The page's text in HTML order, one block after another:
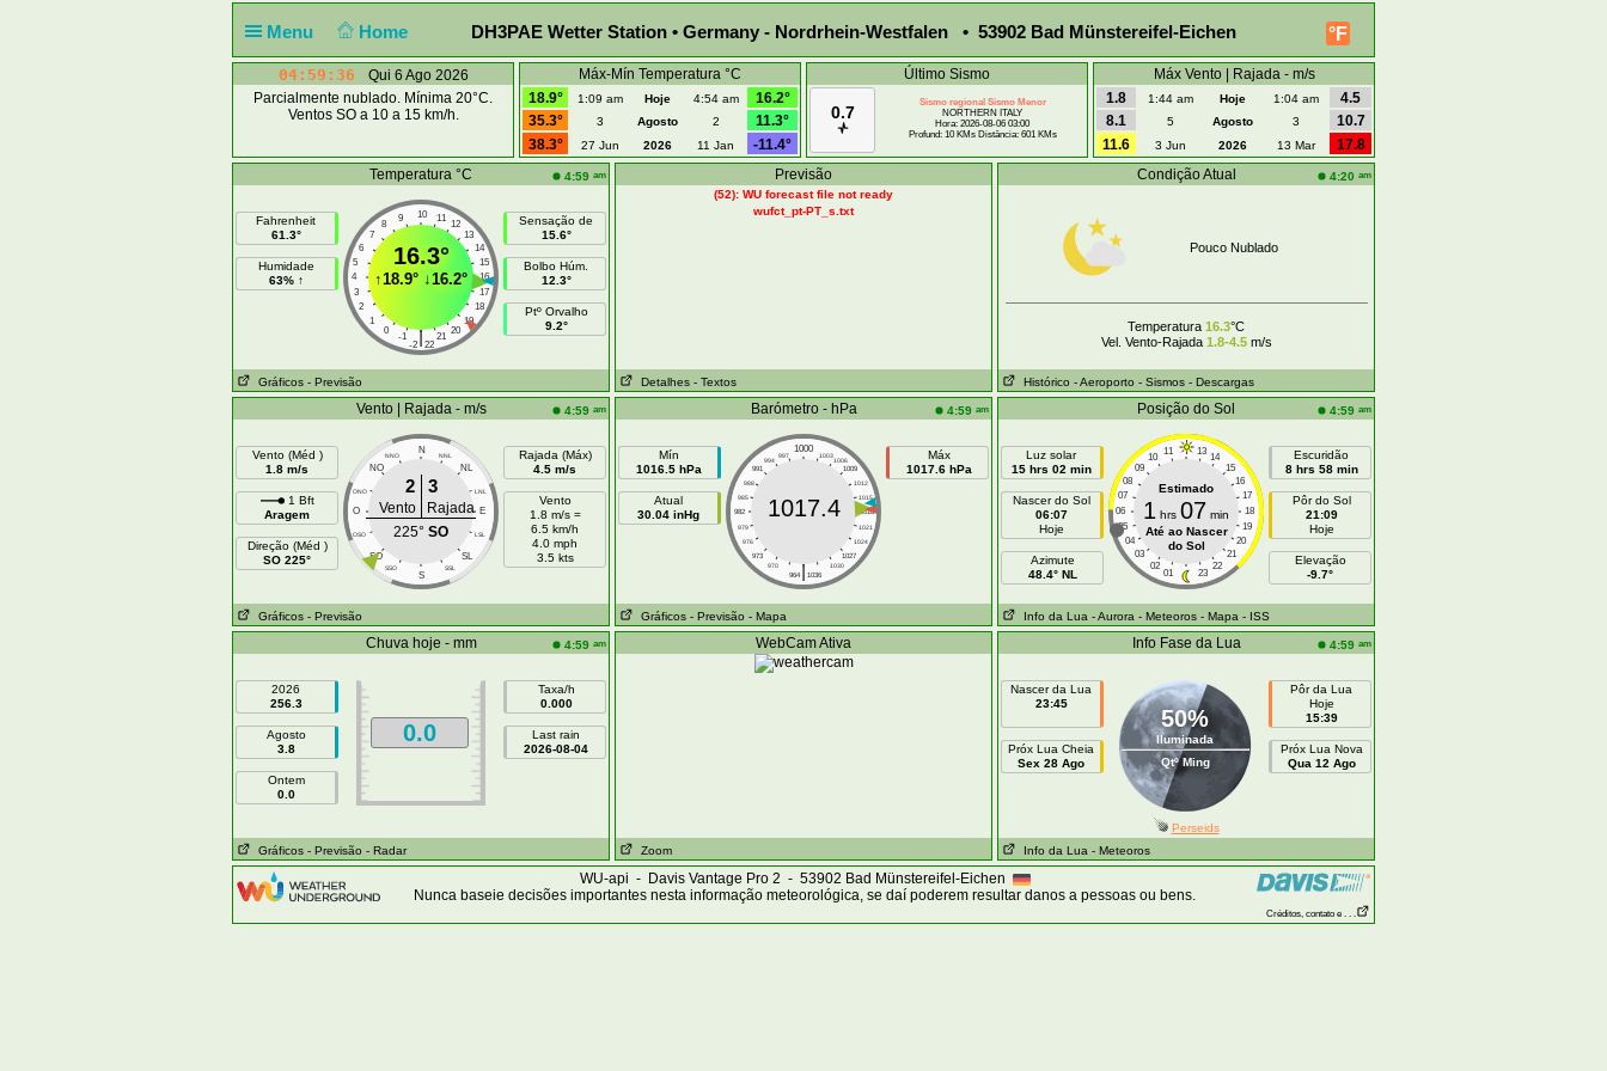
Menu Home °F
DH3PAE Wetter Station • Germany - Nordrhein-Westfalen • 53902 Bad Münstereifel-Eichen
04:59:37
Qui 6 Ago 2026
Parcialmente nublado. Mínima 20°C.
Ventos SO a 10 a 15 km/h.
Máx-Mín Temperatura °C
18.9°
1:09 am Hoje 4:54 am
16.2°
35.3°
3 Agosto 2
11.3°
38.3°
27 Jun 2026 11 Jan -11.4°
Último Sismo
0.7
Sismo regional Sismo Menor
NORTHERN ITALY
Hora: 2026-08-06 03:00
Profund: 10 KMs Distância: 601 KMs
Máx Vento | Rajada - m/s
1.8
1:44 am Hoje 1:04 am
4.5
8.1
5 Agosto 3
10.7
11.6
3 Jun 2026 13 Mar
17.8
Temperatura °C
4:59 am
Fahrenheit
61.3°
Humidade
63% ↑
10
9 11
8
12
7
13
6
14
5
15
4
16
3
17
2
18
1
19
0
20
-1 21
|
-2 22
16.3°
↑18.9° ↓16.2°
Sensação de
15.6°
Bolbo Húm.
12.3°
Ptº Orvalho
9.2°
Gráficos - Previsão
Previsão
(52): WU forecast file not ready
wufct_pt-PT_s.txt
Detalhes - Textos
Condição Atual 4:20 am
Pouco Nublado
Temperatura 16.3°C
Vel. Vento-Rajada 1.8-4.5m/s
Histórico - Aeroporto - Sismos - Descargas
Vento | Rajada - m/s 4:59 am
Vento (Méd )
1.8 m/s
1 Bft
Aragem
Direção (Méd )
SO 225°
N
NNO NNL
NO NL
ONO LNL
O E
OSO LSL
SO SL
SSO SSL
S
2 3
Vento
Rajada
225° SO
Rajada (Máx)
4.5 m/s
Vento
1.8 m/s =
6.5 km/h
4.0 mph
3.5 kts
Gráficos - Previsão
Barómetro - hPa 4:59 am
Mín
1016.5 hPa
Atual
30.04 inHg
1000
997 1003
994
1006
991
1009
988
1012
985
1015
982
1018
979
1021
976
1024
973
1027
970
1030
|
964 1036
1017.4
Máx
1017.6 hPa
Gráficos - Previsão - Mapa
Posição do Sol 4:59 am
Luz solar
15 hrs 02 min
Nascer do Sol
06:07
Hoje
Azimute
48.4° NL
11 13
10
14
09
15
08
16
07
17
06
18
05
19
04
20
03
21
02
22
01 23
Estimado
1 hrs 07 min
Até ao Nascer
do Sol
Escuridão
8 hrs 58 min
Pôr do Sol
21:09
Hoje
Elevação
-9.7°
Info da Lua - Aurora - Meteoros - Mapa - ISS
Chuva hoje - mm 4:59 am
2026
256.3
Agosto
3.8
Ontem
0.0
0.0
Taxa/h
0.000
Last rain
2026-08-04
Gráficos - Previsão - Radar
WebCam Ativa
Zoom
Info Fase da Lua 4:59 am
Nascer da Lua
23:45
Próx Lua Cheia
Sex 28 Ago
50%
Iluminada
Qtº Ming
Pôr da Lua
Hoje
15:39
Próx Lua Nova
Qua 12 Ago
Perseids
Info da Lua - Meteoros
WU-api - Davis Vantage Pro 2 - 53902 Bad Münstereifel-Eichen
Nunca baseie decisões importantes nesta informação meteorológica, se daí poderem resultar danos a pessoas ou bens.
Créditos, contato e . . .